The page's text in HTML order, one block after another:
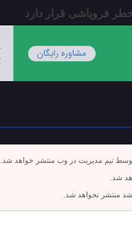
فروپاشی قرار دارد
تیم مدیریت در وب منتشر خواهد شد.
شد.
منتشر نخواهد شد.